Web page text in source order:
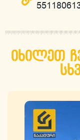
იხილეთ